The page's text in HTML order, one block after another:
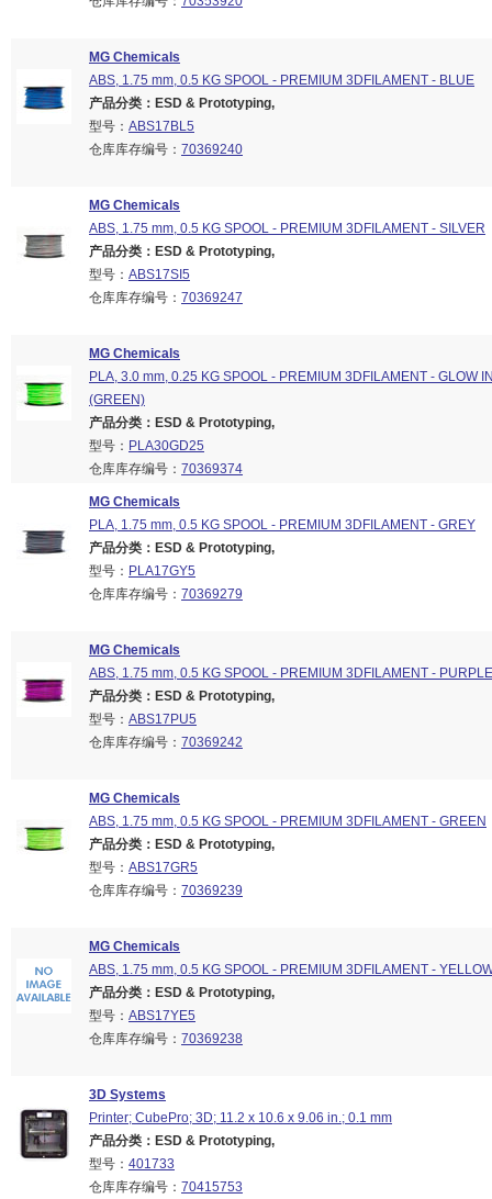
MG Chemicals
ABS, 1.75 mm, 0.5 KG SPOOL - PREMIUM 3DFILAMENT - BLUE
产品分类：ESD & Prototyping,
型号： ABS17BL5
仓库库存编号： 70369240
MG Chemicals
ABS, 1.75 mm, 0.5 KG SPOOL - PREMIUM 3DFILAMENT - SILVER
产品分类：ESD & Prototyping,
型号： ABS17SI5
仓库库存编号： 70369247
MG Chemicals
PLA, 3.0 mm, 0.25 KG SPOOL - PREMIUM 3DFILAMENT - GLOW
(GREEN)
产品分类：ESD & Prototyping,
型号： PLA30GD25
仓库库存编号： 70369374
MG Chemicals
PLA, 1.75 mm, 0.5 KG SPOOL - PREMIUM 3DFILAMENT - GREY
产品分类：ESD & Prototyping,
型号： PLA17GY5
仓库库存编号： 70369279
MG Chemicals
ABS, 1.75 mm, 0.5 KG SPOOL - PREMIUM 3DFILAMENT - PURPLE
产品分类：ESD & Prototyping,
型号： ABS17PU5
仓库库存编号： 70369242
MG Chemicals
ABS, 1.75 mm, 0.5 KG SPOOL - PREMIUM 3DFILAMENT - GREEN
产品分类：ESD & Prototyping,
型号： ABS17GR5
仓库库存编号： 70369239
MG Chemicals
ABS, 1.75 mm, 0.5 KG SPOOL - PREMIUM 3DFILAMENT -
产品分类：ESD & Prototyping,
型号： ABS17YE5
仓库库存编号： 70369238
3D Systems
Printer; CubePro; 3D; 11.2 x 10.6 x 9.06 in.; 0.1 mm
产品分类：ESD & Prototyping,
型号： 401733
仓库库存编号： 70415753